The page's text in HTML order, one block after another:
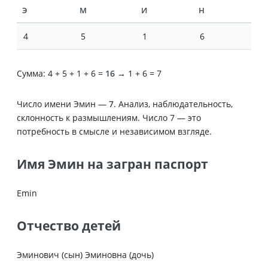
Э М И Н
4 5 1 6
Сумма: 4 + 5 + 1 + 6 = 16 → 1 + 6 = 7
Число имени Эмин — 7. Анализ, наблюдательность,
склонность к размышлениям. Число 7 — это
потребность в смысле и независимом взгляде.
Имя Эмин на загран паспорт
Emin
Отчество детей
Эминович (сын) Эминовна (дочь)